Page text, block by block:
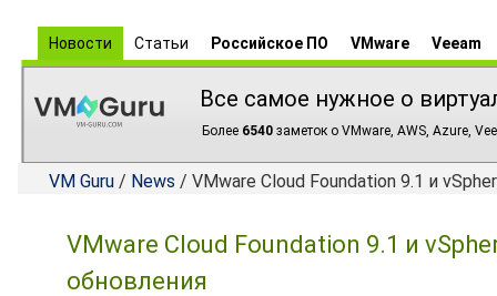
Новости Статьи Российское ПО VMware Veeam
Все самое нужное о
Более 6540 заметок о VMware, AWS, Azure,
VM Guru / News / VMware Cloud Foundation 9.1 и
VMware Cloud Foundation 9.1 и
обновления